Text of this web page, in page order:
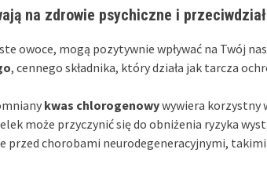
na zdrowie psychiczne i
owoce, mogą pozytywnie wpływać na Twój
, cennego składnika, który działa jak tarcza
kwas chlorogenowywywiera korzystny
może przyczynić się do obniżenia ryzyka
przed chorobami neurodegeneracyjnymi,